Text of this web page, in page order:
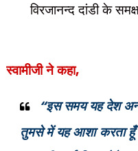
विरजानन्द दांडी के
स्वामीजी ने कहा,
“इस समय यह देश
तुमसे में यह आशा करता हूँ